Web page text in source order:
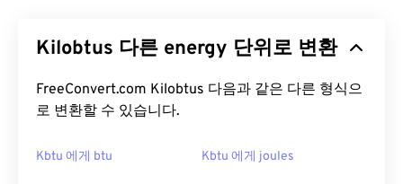
Kilobtus 다른 energy 단위로 변환
FreeConvert.com Kilobtus 다음과 같은 다른 형식으
로 변환할 수 있습니다.
Kbtu 에게 btu Kbtu 에게 joules